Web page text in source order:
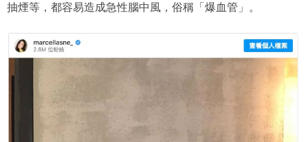
抽煙等，都容易造成急性腦中風，俗稱「爆血管」。